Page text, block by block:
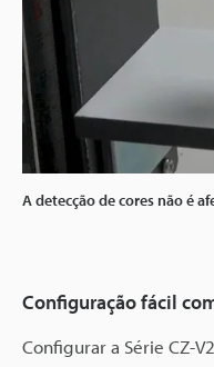
A detecção de cores não é
Configuração fácil
Configurar a Série CZ-